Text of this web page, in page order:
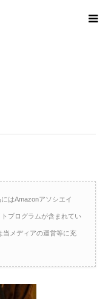
はAmazonアソシエイ
プログラムが含まれてい
当メディアの運営等に充